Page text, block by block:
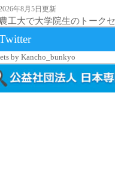
年8月5日更新
農工大で大学院生のトーク
by Kancho_bunkyo